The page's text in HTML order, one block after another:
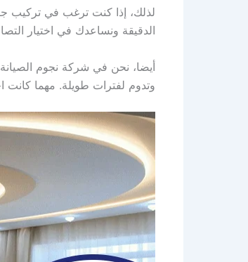
لذلك، إذا كنت ترغب في تركيب
الدقيقة ونساعدك في اختيار
أيضا، نحن في شركة نجوم
وتدوم لفترات طويلة. مهما كانت